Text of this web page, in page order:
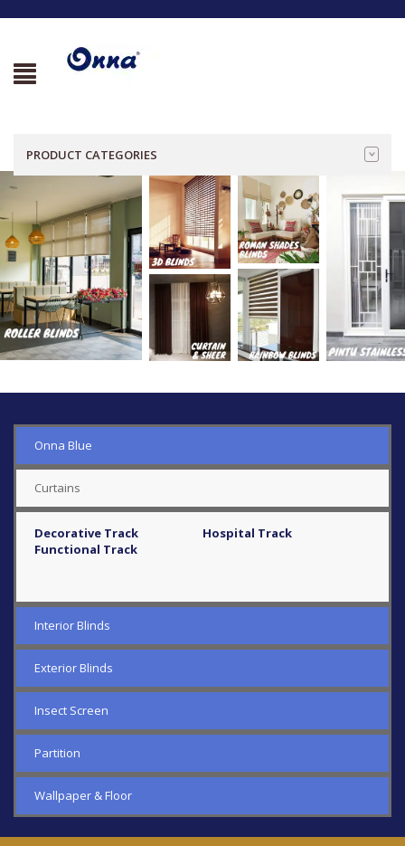
PRODUCT CATEGORIES
Onna Blue
Curtains
Decorative Track
Hospital Track
Functional Track
Interior Blinds
Exterior Blinds
Insect Screen
Partition
Wallpaper & Floor